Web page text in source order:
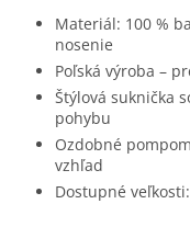
Materiál: 100 %
nosenie
Poľská výroba –
Štýlová suknička
pohybu
Ozdobné
vzhľad
Dostupné